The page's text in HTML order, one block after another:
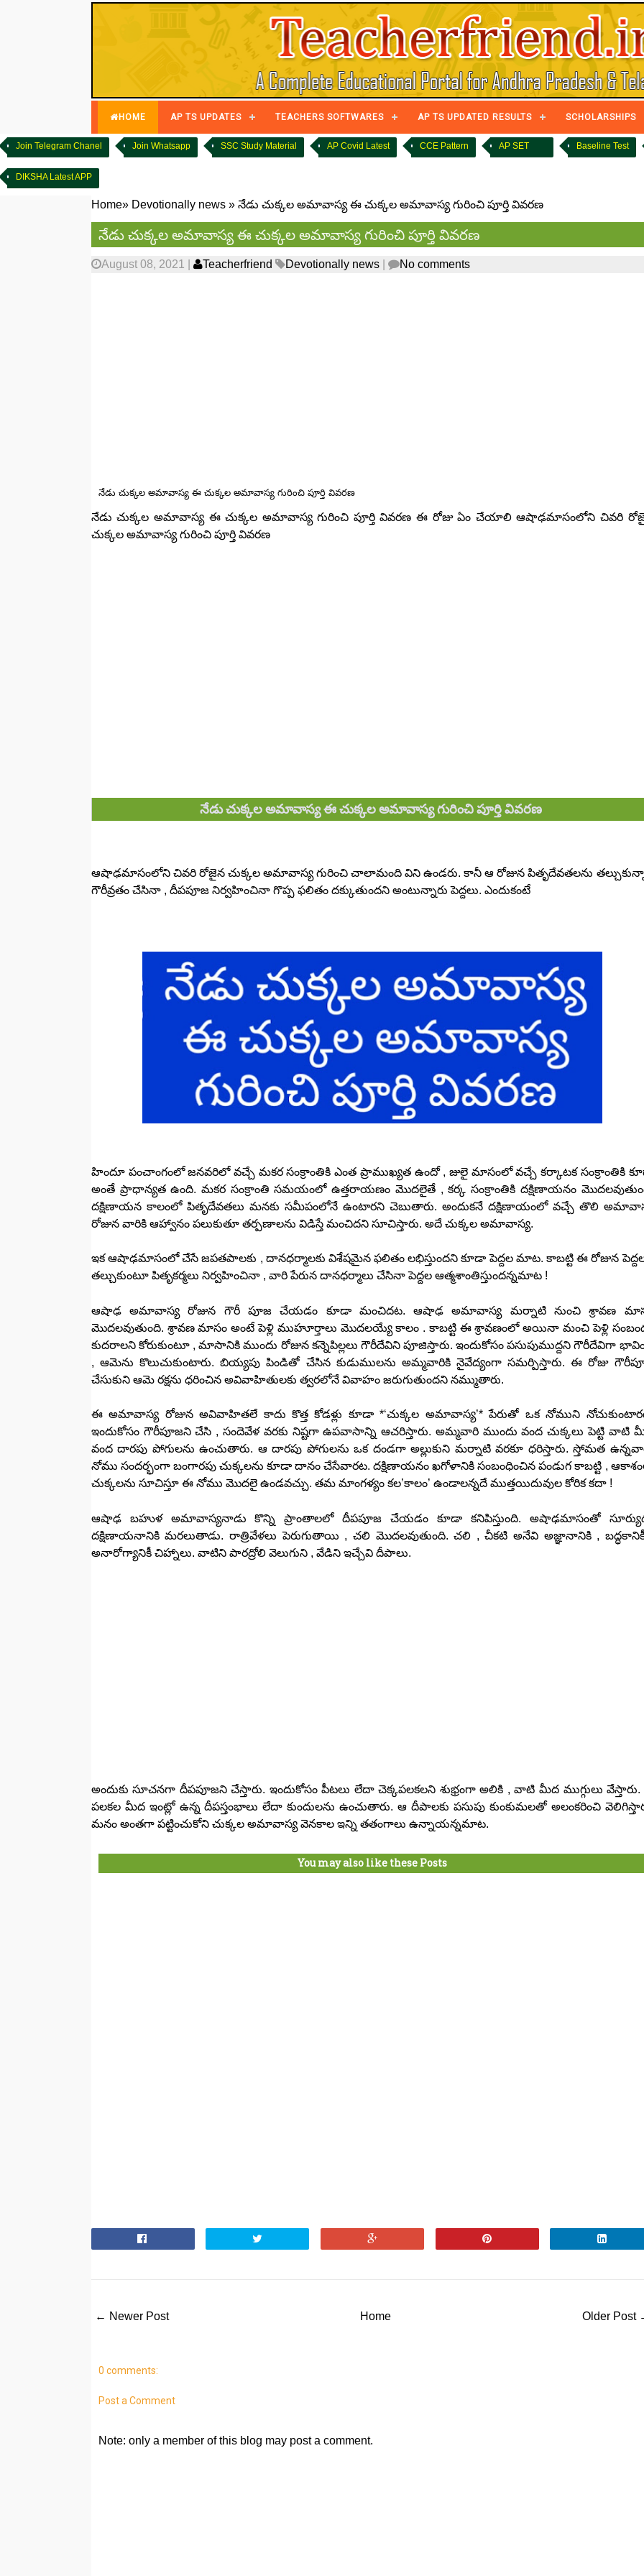
HOME AP TS UPDATES TEACHERS SOFTWARES AP TS UPDATED RESULTS SCHOLARSHIPS
Join Telegram Chanel Join Whatsapp SSC Study Material AP Covid Latest CCE Pattern AP SET Baseline Test
DIKSHA Latest APP
Home» Devotionally news » నేడు చుక్కల అమావాస్య ఈ చుక్కల అమావాస్య గురించి పూర్తి వివరణ
నేడు చుక్కల అమావాస్య ఈ చుక్కల అమావాస్య గురించి పూర్తి వివరణ
August 08, 2021 Teacherfriend Devotionally news| No comments
నేడు చుక్కల అమావాస్య ఈ చుక్కల అమావాస్య గురించి పూర్తి వివరణ
నేడు చుక్కల అమావాస్య ఈ చుక్కల అమావాస్య గురించి పూర్తి వివరణ ఈ రోజు ఏం చేయాలి ఆషాఢమాసంలోని చివరి
చుక్కల అమావాస్య గురించి పూర్తి వివరణ
నేడు చుక్కల అమావాస్య ఈ చుక్కల అమావాస్య గురించి పూర్తి వివరణ
ఆషాఢమాసంలోని చివరి రోజైన చుక్కల అమావాస్య గురించి చాలామంది విని ఉండరు. కానీ ఆ రోజున పితృదేవతలను
గౌరీవ్రతం చేసినా , దీపపూజ నిర్వహించినా గొప్ప ఫలితం దక్కుతుందని అంటున్నారు పెద్దలు. ఎందుకంటే
హిందూ పంచాంగంలో జనవరిలో వచ్చే మకర సంక్రాంతికి ఎంత ప్రాముఖ్యత ఉందో , జులై మాసంలో వచ్చే కర్కాటక సంక్రాంతికి
అంతే ప్రాధాన్యత ఉంది. మకర సంక్రాంతి సమయంలో ఉత్తరాయణం మొదలైతే , కర్క సంక్రాంతికి దక్షిణాయనం
దక్షిణాయన కాలంలో పితృదేవతలు మనకు సమీపంలోనే ఉంటారని చెబుతారు. అందుకనే దక్షిణాయంలో వచ్చే తొలి
రోజున వారికి ఆహ్వానం పలుకుతూ తర్పణాలను విడిస్తే మంచిదని సూచిస్తారు. అదే చుక్కల అమావాస్య.
ఇక ఆషాఢమాసంలో చేసే జపతపాలకు , దానధర్మాలకు విశేషమైన ఫలితం లభిస్తుందని కూడా పెద్దల మాట. కాబట్టి ఈ రోజున
తల్చుకుంటూ పితృకర్మలు నిర్వహించినా , వారి పేరున దానధర్మాలు చేసినా పెద్దల ఆత్మశాంతిస్తుందన్నమాట !
ఆషాఢ అమావాస్య రోజున గౌరీ పూజ చేయడం కూడా మంచిదట. ఆషాఢ అమావాస్య మర్నాటి నుంచి శ్రావణ
మొదలవుతుంది. శ్రావణ మాసం అంటే పెళ్లి ముహూర్తాలు మొదలయ్యే కాలం . కాబట్టి ఈ శ్రావణంలో అయినా మంచి పెళ్లి
కుదరాలని కోరుకుంటూ , మాసానికి ముందు రోజున కన్నెపిల్లలు గౌరీదేవిని పూజిస్తారు. ఇందుకోసం పసుపుముద్దని గౌరీదేవిగా
, ఆమెను కొలుచుకుంటారు. బియ్యపు పిండితో చేసిన కుడుములను అమ్మవారికి నైవేద్యంగా సమర్పిస్తారు. ఈ రోజు
చేసుకుని ఆమె రక్షను ధరించిన అవివాహితులకు త్వరలోనే వివాహం జరుగుతుందని నమ్ముతారు.
ఈ అమావాస్య రోజున అవివాహితలే కాదు కొత్త కోడళ్లు కూడా *‘చుక్కల అమావాస్య’* పేరుతో ఒక నోముని
ఇందుకోసం గౌరీపూజని చేసి , సందెవేళ వరకు నిష్టగా ఉపవాసాన్ని ఆచరిస్తారు. అమ్మవారి ముందు వంద చుక్కలు పెట్టి వాటి
వంద దారపు పోగులను ఉంచుతారు. ఆ దారపు పోగులను ఒక దండగా అల్లుకుని మర్నాటి వరకూ ధరిస్తారు. స్తోమత
నోము సందర్భంగా బంగారపు చుక్కలను కూడా దానం చేసేవారట. దక్షిణాయనం ఖగోళానికి సంబంధించిన పండుగ కాబట్టి ,
చుక్కలను సూచిస్తూ ఈ నోము మొదలై ఉండవచ్చు. తమ మాంగళ్యం కల’కాలం’ ఉండాలన్నదే ముత్తయిదువుల కోరిక కదా !
ఆషాఢ బహుళ అమావాస్యనాడు కొన్ని ప్రాంతాలలో దీపపూజ చేయడం కూడా కనిపిస్తుంది. అషాఢమాసంతో
దక్షిణాయనానికి మరలుతాడు. రాత్రివేళలు పెరుగుతాయి , చలి మొదలవుతుంది. చలి , చీకటి అనేవి అజ్ఞానానికి ,
అనారోగ్యానికీ చిహ్నాలు. వాటిని పారద్రోలి వెలుగుని , వేడిని ఇచ్చేవి దీపాలు.
అందుకు సూచనగా దీపపూజని చేస్తారు. ఇందుకోసం పీటలు లేదా చెక్కపలకలని శుభ్రంగా అలికి , వాటి మీద ముగ్గులు
పలకల మీద ఇంట్లో ఉన్న దీపస్తంభాలు లేదా కుందులను ఉంచుతారు. ఆ దీపాలకు పసుపు కుంకుమలతో అలంకరించి
మనం అంతగా పట్టించుకోని చుక్కల అమావాస్య వెనకాల ఇన్ని తతంగాలు ఉన్నాయన్నమాట.
You may also like these Posts
← Newer Post Older Post
Home
0 comments:
Post a Comment
Note: only a member of this blog may post a comment.